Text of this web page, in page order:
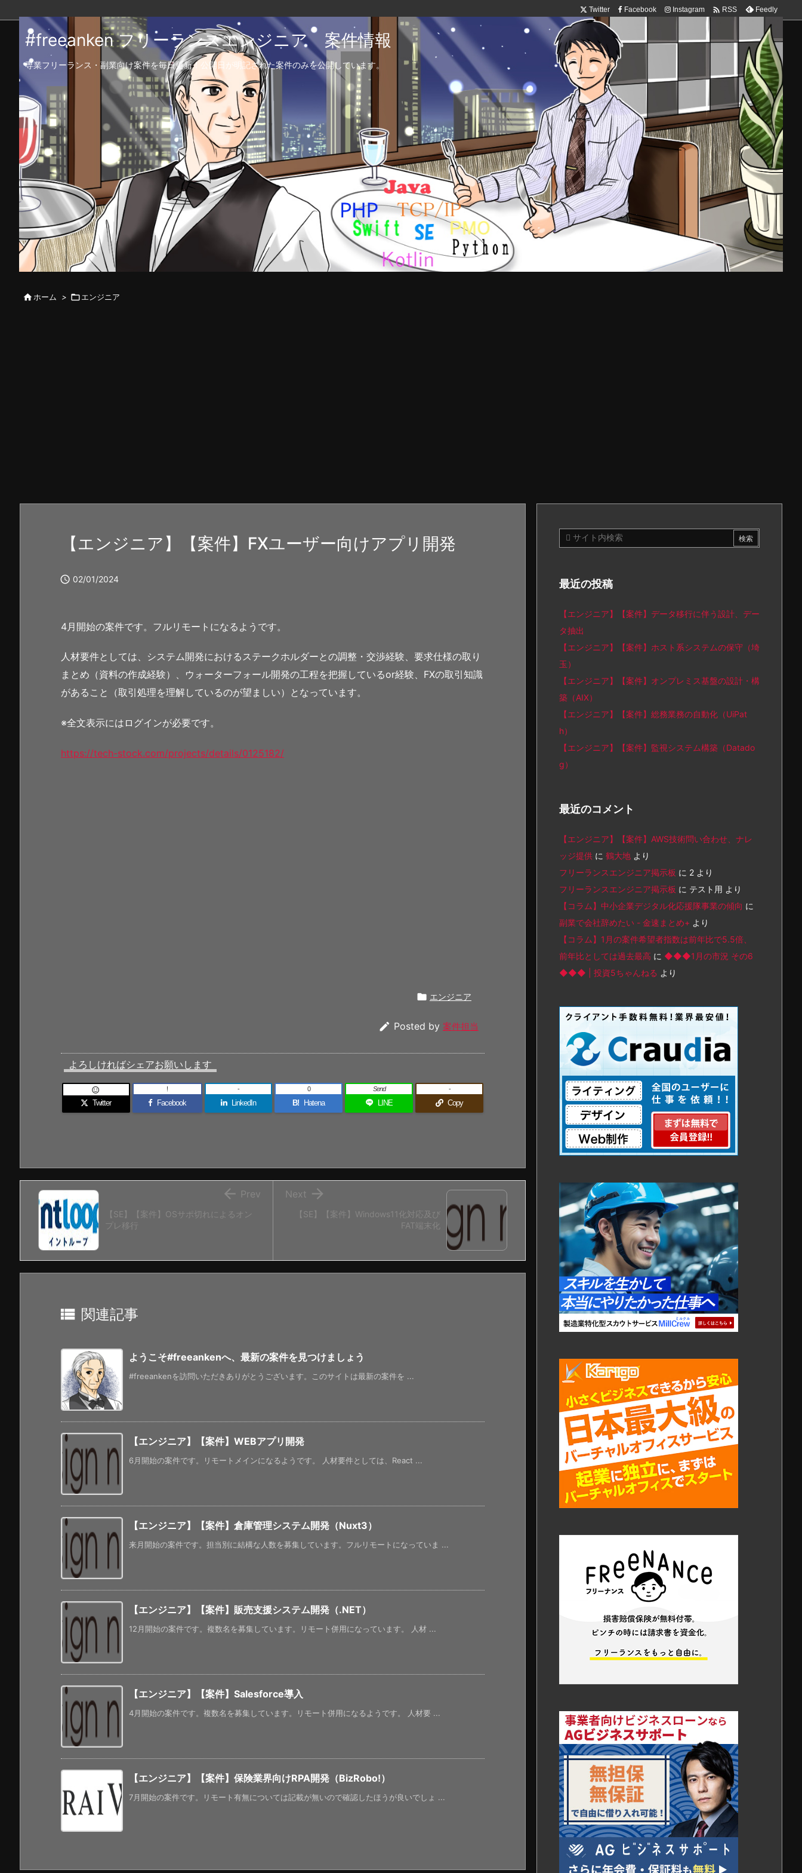
Twitter Facebook Instagram  RSS Feedly
#freeanken フリーランスエンジニア 案件情報
専業フリーランス・副業向け案件を毎日更新！公開日が明記された案件のみを公開しています。
 ホーム > エンジニア
【エンジニア】【案件】FXユーザー向けアプリ開発
 02/01/2024
4月開始の案件です。フルリモートになるようです。
人材要件としては、システム開発におけるステークホルダーとの調整・交渉経験、要求仕様の取り
まとめ（資料の作成経験）、ウォーターフォール開発の工程を把握しているor経験、FXの取引知識
があること（取引処理を理解しているのが望ましい）となっています。
※全文表示にはログインが必要です。
https://tech-stock.com/projects/details/0125182/
 エンジニア
 Posted by 案件担当
よろしければシェアお願いします
Twitter

Facebook
!
LinkedIn
-
B! Hatena
0
LINE
Send
Copy
-
【SE】【案件】Windows11化対応及び
FAT端末化

Next
【SE】【案件】OSサポ切れによるオン
プレ移行
 Prev
 関連記事
ようこそ#freeankenへ、最新の案件を見つけましょう
#freeankenを訪問いただきありがとうございます。このサイトは最新の案件を ...
【エンジニア】【案件】WEBアプリ開発
6月開始の案件です。リモートメインになるようです。 人材要件としては、React ...
【エンジニア】【案件】倉庫管理システム開発（Nuxt3）
来月開始の案件です。担当別に結構な人数を募集しています。フルリモートになっていま ...
【エンジニア】【案件】販売支援システム開発（.NET）
12月開始の案件です。複数名を募集しています。リモート併用になっています。 人材 ...
【エンジニア】【案件】Salesforce導入
4月開始の案件です。複数名を募集しています。リモート併用になるようです。 人材要 ...
【エンジニア】【案件】保険業界向けRPA開発（BizRobo!）
7月開始の案件です。リモート有無については記載が無いので確認したほうが良いでしょ ...
最近の投稿
【エンジニア】【案件】データ移行に伴う設計、デー
タ抽出
【エンジニア】【案件】ホスト系システムの保守（埼
玉）
【エンジニア】【案件】オンプレミス基盤の設計・構
築（AIX）
【エンジニア】【案件】総務業務の自動化（UiPat
h）
【エンジニア】【案件】監視システム構築（Datado
g）
最近のコメント
【エンジニア】【案件】AWS技術問い合わせ、ナレ
ッジ提供 に 鶴大地 より
フリーランスエンジニア掲示板 に 2 より
フリーランスエンジニア掲示板 に テスト用 より
【コラム】中小企業デジタル化応援隊事業の傾向 に
副業で会社辞めたい - 金速まとめ+ より
【コラム】1月の案件希望者指数は前年比で5.5倍、
前年比としては過去最高 に ◆◆◆1月の市況 その6
◆◆◆ | 投資5ちゃんねる より